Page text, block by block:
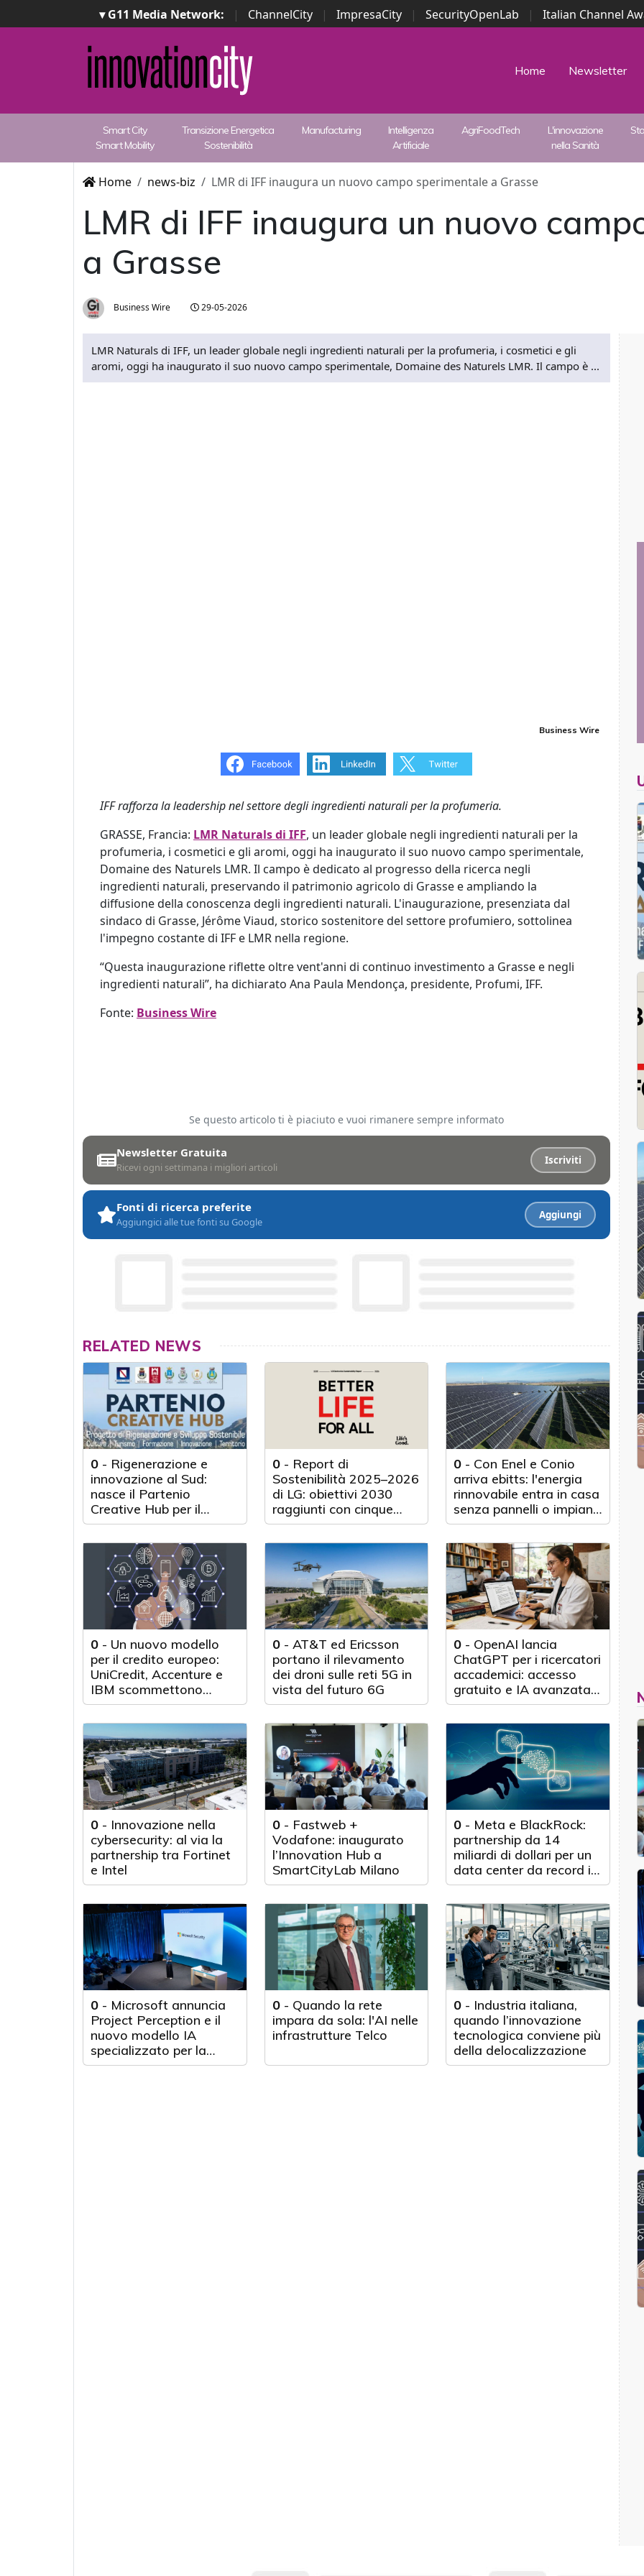
▾ G11 Media Network: | ChannelCity | ImpresaCity | SecurityOpenLab | Italian Channel
Security Awards | ...
Home Newsletter
Smart City
Smart Mobility
Transizione Energetica
Sostenibilità
Manufacturing
Intelligenza
Artificiale
AgriFoodTech
L'innovazione
nella Sanità
Home news-biz LMR di IFF inaugura un nuovo campo sperimentale a Grasse
LMR di IFF inaugura un nuovo
a Grasse
Business Wire 29-05-2026
LMR Naturals di IFF, un leader globale negli ingredienti naturali per la profumeria, i cosmetici e gli
aromi, oggi ha inaugurato il suo nuovo campo sperimentale, Domaine des Naturels LMR. Il campo è ...
Business Wire
IFF rafforza la leadership nel settore degli ingredienti naturali per la profumeria.
GRASSE, Francia: LMR Naturals di IFF, un leader globale negli ingredienti naturali per la
profumeria, i cosmetici e gli aromi, oggi ha inaugurato il suo nuovo campo sperimentale,
Domaine des Naturels LMR. Il campo è dedicato al progresso della ricerca negli
ingredienti naturali, preservando il patrimonio agricolo di Grasse e ampliando la
diffusione della conoscenza degli ingredienti naturali. L'inaugurazione, presenziata dal
sindaco di Grasse, Jérôme Viaud, storico sostenitore del settore profumiero, sottolinea
l'impegno costante di IFF e LMR nella regione.
“Questa inaugurazione riflette oltre vent'anni di continuo investimento a Grasse e negli
ingredienti naturali”, ha dichiarato Ana Paula Mendonça, presidente, Profumi, IFF.
Fonte: Business Wire
Se questo articolo ti è piaciuto e vuoi rimanere sempre informato
Newsletter Gratuita
Ricevi ogni settimana i migliori articoli
Iscriviti
Fonti di ricerca preferite
Aggiungici alle tue fonti su Google
Aggiungi
RELATED NEWS
0 - Rigenerazione e
innovazione al Sud:
nasce il Partenio
Creative Hub per il
rilancio del territorio
0- Report di
Sostenibilità 2025–2026
di LG: obiettivi 2030
raggiunti con cinque
anni d'anticipo
0 - Con Enel e Conio
arriva ebitts: l'energia
rinnovabile entra in casa
senza pannelli o impianti
fisici
0 - Un nuovo modello
per il credito europeo:
UniCredit, Accenture e
IBM scommettono
sull'innovazione
tecnologica
0- AT&T ed Ericsson
portano il rilevamento
dei droni sulle reti 5G in
vista del futuro 6G
0 - OpenAI lancia
ChatGPT per i ricercatori
accademici: accesso
gratuito e IA avanzata
per 100.000 scienziati
0 - Innovazione nella
cybersecurity: al via la
partnership tra Fortinet
e Intel
0- Fastweb +
Vodafone: inaugurato
l’Innovation Hub a
SmartCityLab Milano
0 - Meta e BlackRock:
partnership da 14
miliardi di dollari per un
data center da record in
Texas
0 - Microsoft annuncia
Project Perception e il
nuovo modello IA
specializzato per la
cybersecurity
0- Quando la rete
impara da sola: l'AI nelle
infrastrutture Telco
0 - Industria italiana,
quando l’innovazione
tecnologica conviene più
della delocalizzazione